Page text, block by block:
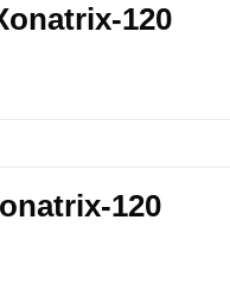
120
120